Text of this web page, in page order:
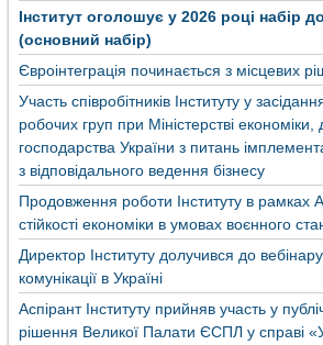
Інститут оголошує у 2026 році набір
(основний набір)
Євроінтеграція починається з місцевих
Участь співробітників Інституту у
робочих груп при Міністерстві економіки,
господарства України з питань
з відповідального ведення бізнесу
Продовження роботи Інституту в рамках
стійкості економіки в умовах воєнного
Директор Інституту долучився до
комунікації в Україні
Аспірант Інституту прийняв участь у
рішення Великої Палати ЄСПЛ у справі